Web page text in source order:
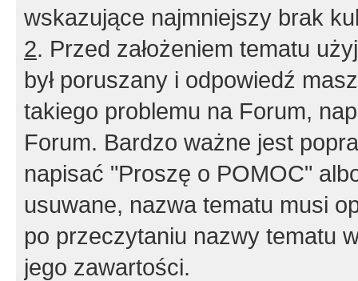
wskazujące najmniejszy brak
2. Przed założeniem tematu
był poruszany i odpowiedź
takiego problemu na Forum,
Forum. Bardzo ważne jest
napisać "Proszę o POMOC"
usuwane, nazwa tematu musi
po przeczytaniu nazwy tematu
jego zawartości.